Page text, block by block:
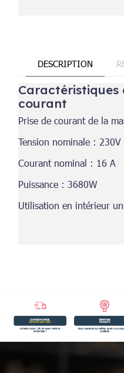
DESCRIPTION
Caractéristiques
courant
Prise de courant de la
Tension nominale : 230V
Courant nominal : 16 A
Puissance : 3680W
Utilisation en intérieur